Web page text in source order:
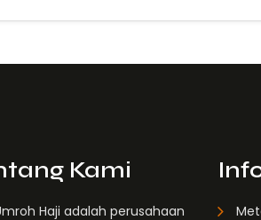
Kami
Haji adalah perusahaan